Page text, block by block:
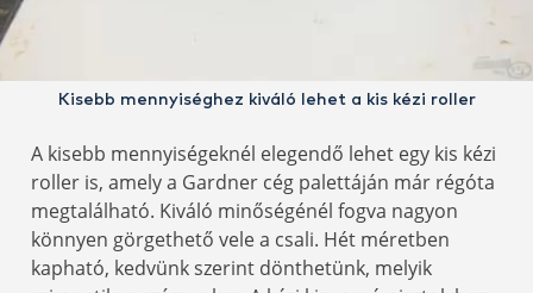
Kisebb mennyiséghez kiváló lehet a kis kézi roller
A kisebb mennyiségeknél elegendő lehet egy kis kézi
roller is, amely a Gardner cég palettáján már régóta
megtalálható. Kiváló minőségénél fogva nagyon
könnyen görgethető vele a csali. Hét méretben
kapható, kedvünk szerint dönthetünk, melyik